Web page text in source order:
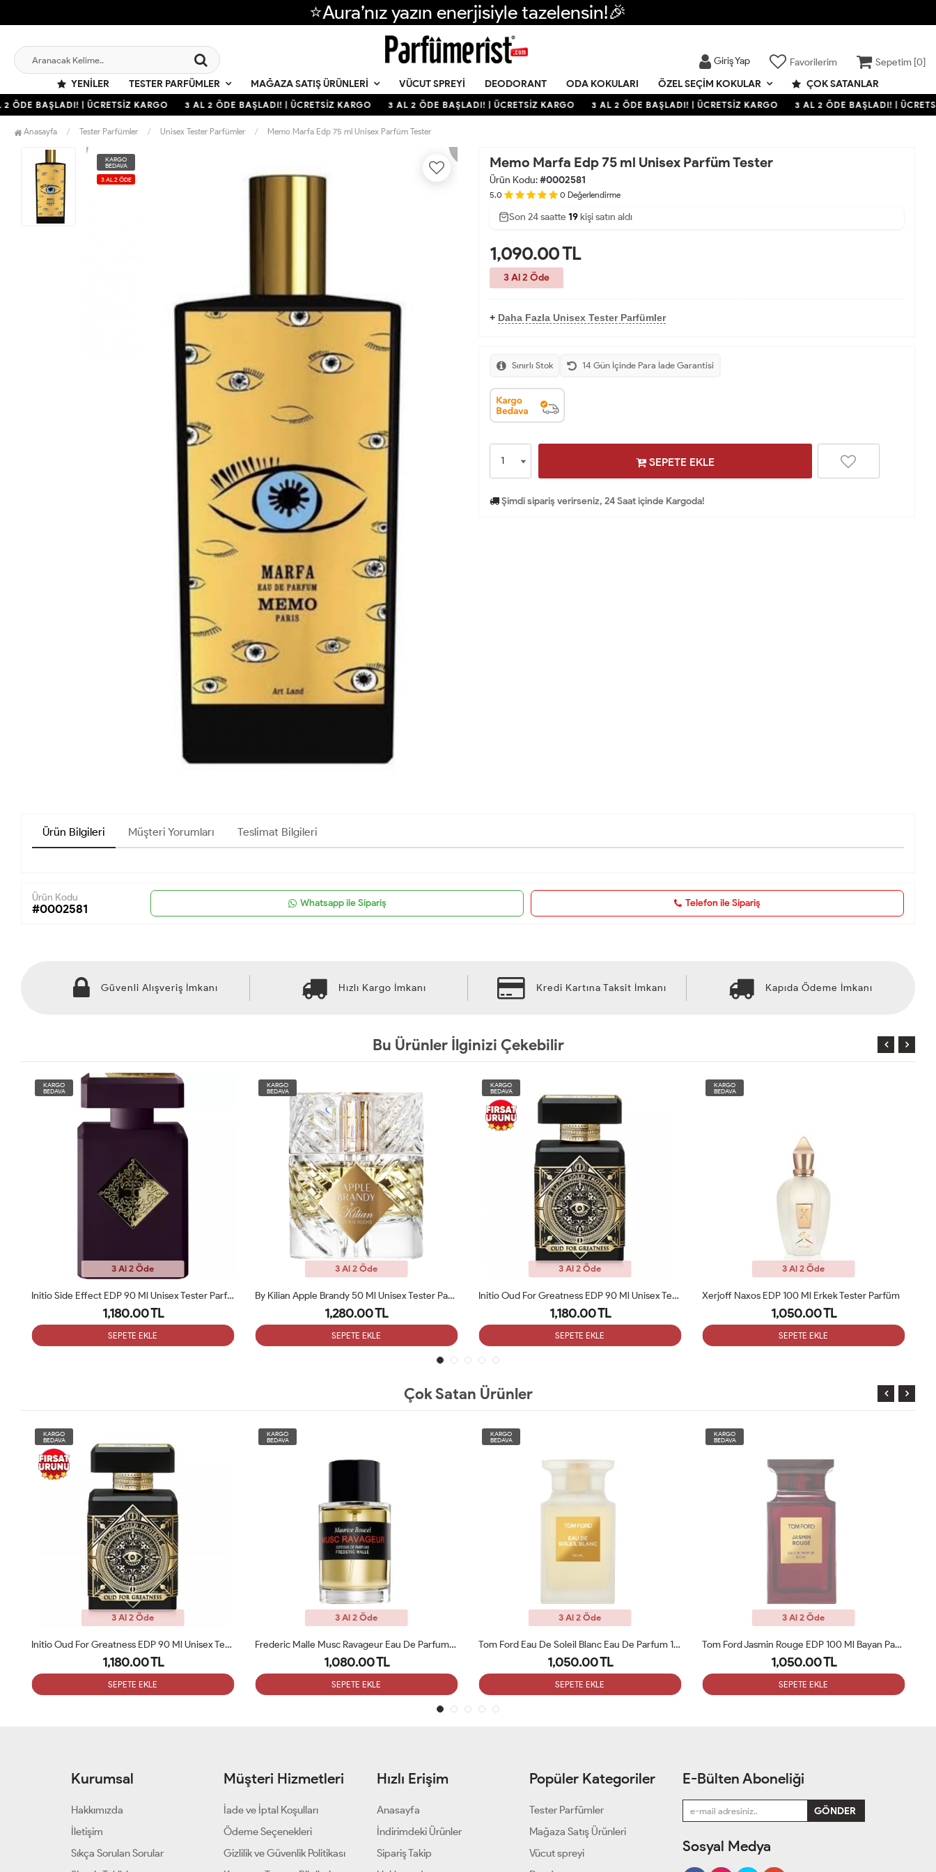
⭐Aura’nız yazın enerjisiyle tazelensin!🎉
Giriş Yap Favorilerim Sepetim [0]
YENILER
TESTER PARFÜMLER MAĞAZA SATIŞ ÜRÜNLERI VÜCUT SPREYI DEODORANT ODA KOKULARI ÖZEL SEÇIM KOKULAR ÇOK SATANLAR
BAŞLADI! | ÜCRETSİZ KARGO 3 AL 2 ÖDE BAŞLADI! | ÜCRETSİZ KARGO 3 AL 2 ÖDE BAŞLADI! | ÜCRETSİZ KARGO 3 AL 2 ÖDE BAŞLADI! | ÜCRETSİZ KARGO 3 AL 2 ÖDE BAŞLADI! |
Anasayfa Tester Parfümler Unisex Tester Parfümler Memo Marfa Edp 75 ml Unisex Parfüm Tester
KARGO
BEDAVA
3 AL 2 ÖDE
Memo Marfa Edp 75 ml Unisex Parfüm Tester
Ürün Kodu:#0002581
5.0 0 Değerlendirme
27 49
Son 24 saatte 19kişi satın aldı
1,090.00TL
3 Al 2 Öde
+ Daha Fazla Unisex Tester Parfümler
Sınırlı Stok 14 Gün İçinde Para İade Garantisi
SEPETE EKLE
Şimdi sipariş verirseniz, 24 Saat içinde Kargoda!
Ürün Bilgileri Müşteri Yorumları Teslimat Bilgileri
Ürün Kodu
#0002581 Whatsapp ile Sipariş Telefon ile Sipariş
Güvenli Alışveriş İmkanı Hızlı Kargo İmkanı Kredi Kartına Taksit İmkanı Kapıda Ödeme İmkanı
Bu Ürünler İlginizi Çekebilir
KARGO
BEDAVA
3 Al 2 Öde
Initio Side Effect EDP 90 Ml Unisex Tester Parfüm
1,180.00 TL
SEPETE EKLE
KARGO
BEDAVA
3 Al 2 Öde
By Kilian Apple Brandy 50 Ml Unisex Tester Parfüm
1,280.00 TL
SEPETE EKLE
KARGO
BEDAVA
3 Al 2 Öde
Initio Oud For Greatness EDP 90 Ml Unisex Tester Parfüm
1,180.00 TL
SEPETE EKLE
KARGO
BEDAVA
3 Al 2 Öde
Xerjoff Naxos EDP 100 Ml Erkek Tester Parfüm
1,050.00 TL
SEPETE EKLE
Çok Satan Ürünler
KARGO
BEDAVA
3 Al 2 Öde
Initio Oud For Greatness EDP 90 Ml Unisex Tester Parfüm
1,180.00 TL
SEPETE EKLE
KARGO
BEDAVA
3 Al 2 Öde
Frederic Malle Musc Ravageur Eau De Parfum 100 Ml Tester
1,080.00 TL
SEPETE EKLE
KARGO
BEDAVA
3 Al 2 Öde
Tom Ford Eau De Soleil Blanc Eau De Parfum 100ml Tester
1,050.00 TL
SEPETE EKLE
KARGO
BEDAVA
3 Al 2 Öde
Tom Ford Jasmin Rouge EDP 100 Ml Bayan Parfüm Tester
1,050.00 TL
SEPETE EKLE
Kurumsal
Hakkımızda
İletişim
Sıkça Sorulan Sorular
Müşteri Hizmetleri
İade ve İptal Koşulları
Ödeme Seçenekleri
Gizlilik ve Güvenlik Politikası
Hızlı Erişim
Anasayfa
İndirimdeki Ürünler
Sipariş Takip
Popüler Kategoriler
Tester Parfümler
Mağaza Satış Ürünleri
Vücut spreyi
E-Bülten Aboneliği
Sosyal Medya